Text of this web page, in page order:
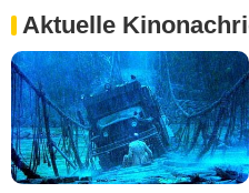
Aktuelle